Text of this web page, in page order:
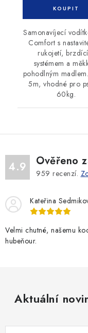
Samonavíjecí
Comfort s
rukojetí,
systémem a
pohodlným
5m, vhodné pro
60kg.
4.9 Ověřeno
959 recenzí.
Kateřina
Velmi chutné, našemu
hubeňour.
Aktuální